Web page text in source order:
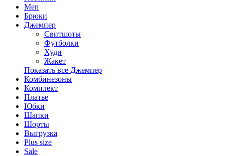
Men
Брюки
Джемпер
Свитшоты
Футболки
Худи
Жакет
Показать все Джемпер
Комбинезоны
Комплект
Платье
Юбки
Шапки
Шорты
Выгрузка
Plus size
Sale